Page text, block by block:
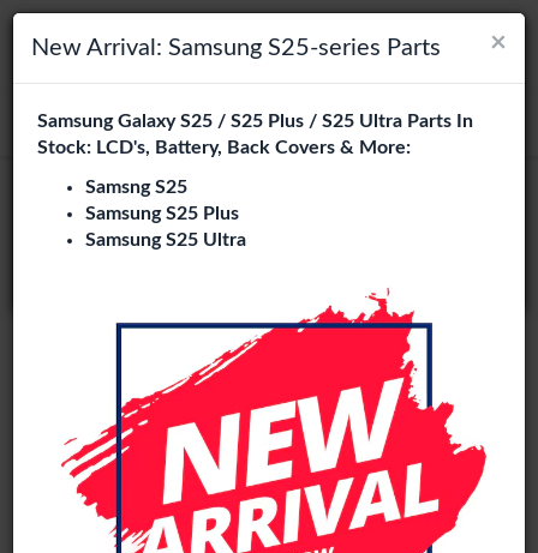
×
Wählen Sie Ihre Sprache
Es sieht so aus, als wären Sie in Vereinigte Staaten
Besuchen Sie
Navigation umschalten
suchen
Login
×
New Arrival: Samsung S25-series Parts
Samsung Galaxy S25 / S25 Plus / S25 Ultra Parts In
Stock: LCD's, Battery, Back Covers & More:
Samsng S25
Samsung S25 Plus
Samsung S25 Ultra